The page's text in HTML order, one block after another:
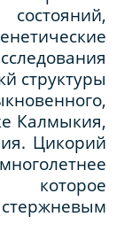
структуры
Калмыкия,
Цикорий
которое